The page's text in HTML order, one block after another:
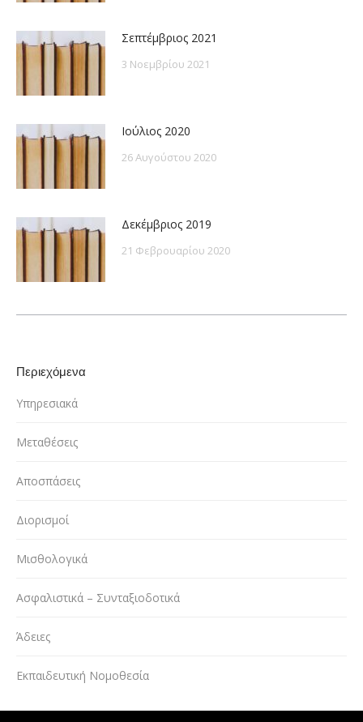
Σεπτέμβριος 2021
3 Νοεμβρίου 2021
Ιούλιος 2020
26 Αυγούστου 2020
Δεκέμβριος 2019
21 Φεβρουαρίου 2020
Περιεχόμενα
Υπηρεσιακά
Μεταθέσεις
Αποσπάσεις
Διορισμοί
Μισθολογικά
Ασφαλιστικά – Συνταξιοδοτικά
Άδειες
Εκπαιδευτική Νομοθεσία